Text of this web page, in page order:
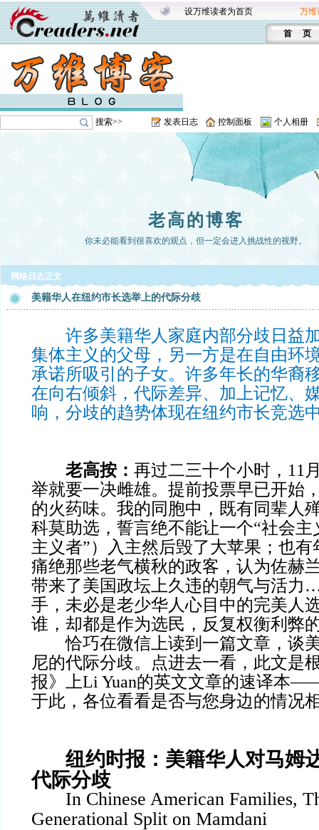
设万维读者为首页 万维
首 页
搜索>> 发表日志 控制面板 个人相册
老高的博客
你未必能看到很喜欢的观点，但一定会进入挑战性的视野。
网络日志正文
美籍华人在纽约市长选举上的代际分歧
许多美籍华人家庭内部分歧日益
集体主义的父母，另一方是在自由环
承诺所吸引的子女。许多年长的华裔
在向右倾斜，代际差异、加上记忆、
响，分歧的趋势体现在纽约市长竞选
老高按： 再过二三十个小时，11
举就要一决雌雄。提前投票早已开始
的火药味。我的同胞中，既有同辈人
科莫助选，誓言绝不能让一个“社会主
主义者”）入主然后毁了大苹果；也
痛绝那些老气横秋的政客，认为佐赫
带来了美国政坛上久违的朝气与活
手，未必是老少华人心目中的完美人
谁，却都是作为选民，反复权衡利弊
恰巧在微信上读到一篇文章，谈
尼的代际分歧。点进去一看，此文是
报》上Li Yuan的英文文章的速译本
于此，各位看看是否与您身边的情况
纽约时报：美籍华人对马姆
代际分歧
In Chinese American Families,
Generational Split on Mamdani